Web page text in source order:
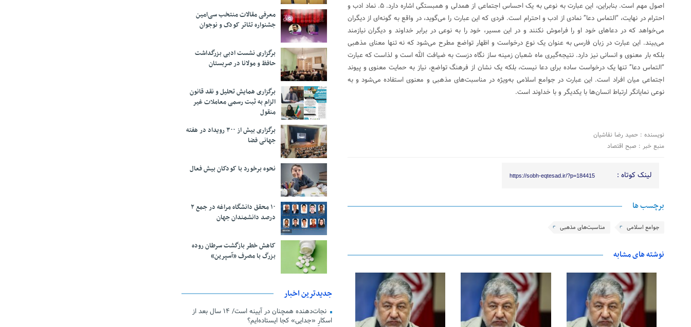
اصول مهم است. بنابراین، این عبارت به نوعی به یک احساس اجتماعی از همدلی و همبستگی اشاره دارد. ۵. نماد ادب و
احترام در نهایت، “التماس دعا” نمادی از ادب و احترام است. فردی که این عبارت را می‌گوید، در واقع به گونه‌ای از دیگران
می‌خواهد که در دعاهای خود او را فراموش نکنند و در این مسیر، خود را به نوعی در برابر خداوند و دیگران نیازمند
می‌بیند. این عبارت در زبان فارسی به عنوان یک نوع درخواست و اظهار تواضع مطرح می‌شود که نه تنها معنای مذهبی
بلکه بار معنوی و انسانی نیز دارد. نتیجه‌گیری ماه شعبان زمینه ساز نگاه دزست به ضیافت الله است و لذاست که عبارت
“التماس دعا” تنها یک درخواست ساده برای دعا نیست، بلکه یک نشان از فرهنگ تواضع، نیاز به حمایت معنوی و پیوند
اجتماعی میان افراد است. این عبارت در جوامع اسلامی به‌ویژه در مناسبت‌های مذهبی و معنوی استفاده می‌شود و به
نوعی نمایانگر ارتباط انسان‌ها با یکدیگر و با خداوند است.
نویسنده : حمید رضا نقاشیان
منبع خبر : صبح اقتصاد
لینک کوتاه : https://sobh-eqtesad.ir/?p=184415
برچسب ها
جوامع اسلامی مناسبت‌های مذهبی
نوشته های مشابه
23 فوریه 2026
معرفی مقالات منتخب سی‌امین
جشنواره تئاتر کودک و نوجوان
برگزاری نشست ادبی بزرگداشت
حافظ و مولانا در صربستان
برگزاری همایش تحلیل و نقد قانون
الزام به ثبت رسمی معاملات غیر
منقول
برگزاری بیش از ۳۰۰ رویداد در هفته
جهانی فضا
نحوه برخورد با کودکان بیش فعال
۱۰ محقق دانشگاه مراغه در جمع ۲
درصد دانشمندان جهان
کاهش خطر بازگشت سرطان روده
بزرگ با مصرف «آسپرین»
جدیدترین اخبار
نجات‌دهنده‌ همچنان در آیینه است/ ۱۴ سال بعد از
اسکارِ «جدایی» کجا ایستاده‌ایم؟